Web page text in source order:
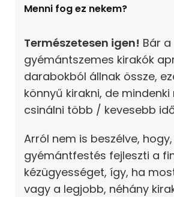
Menni fog ez nekem?
Természetesen igen! Bár a
gyémántszemes kirakók
darabokból állnak össze,
könnyű kirakni, de
csinálni több / kevesebb
Arról nem is beszélve,
gyémántfestés fejleszti a
kézügyességet, így, ha
vagy a legjobb, néhány